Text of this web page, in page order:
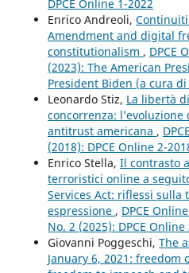
DPCE Online 1-2022
Enrico Andreoli,
Amendment and digital
constitutionalism , DPCE
(2023): The American
President Biden (a cura
Leonardo Stiz, La libertà
concorrenza:
antitrust americana ,
(2018): DPCE Online 2-
Enrico Stella, Il contrasto
terroristici online a
Services Act: riflessi
espressione , DPCE
No. 2 (2025): DPCE Online
Giovanni Poggeschi, The
January 6, 2021: